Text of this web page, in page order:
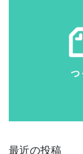
最近の投稿